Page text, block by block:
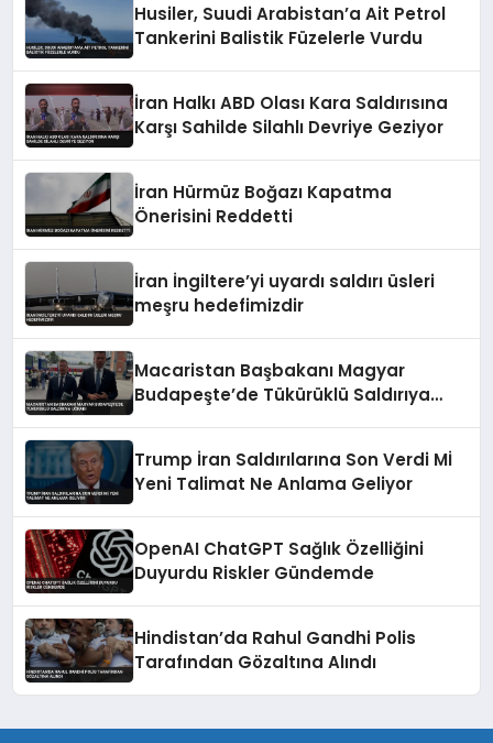
Husiler, Suudi Arabistan’a Ait Petrol
Tankerini Balistik Füzelerle Vurdu
İran Halkı ABD Olası Kara Saldırısına
Karşı Sahilde Silahlı Devriye Geziyor
İran Hürmüz Boğazı Kapatma
Önerisini Reddetti
İran İngiltere’yi uyardı saldırı üsleri
meşru hedefimizdir
Macaristan Başbakanı Magyar
Budapeşte’de Tükürüklü Saldırıya
Trump İran Saldırılarına Son Verdi Mİ
Yeni Talimat Ne Anlama Geliyor
OpenAI ChatGPT Sağlık Özelliğini
Duyurdu Riskler Gündemde
Hindistan’da Rahul Gandhi Polis
Tarafından Gözaltına Alındı